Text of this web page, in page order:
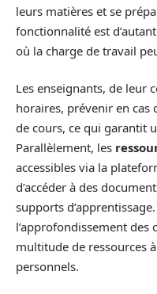
leurs matières et se
fonctionnalité est
où la charge de travail
Les enseignants, de leur
horaires, prévenir en cas
de cours, ce qui garantit
Parallèlement, les
accessibles via la
d’accéder à des
supports
l’approfondissement des
multitude de ressources
personnels.